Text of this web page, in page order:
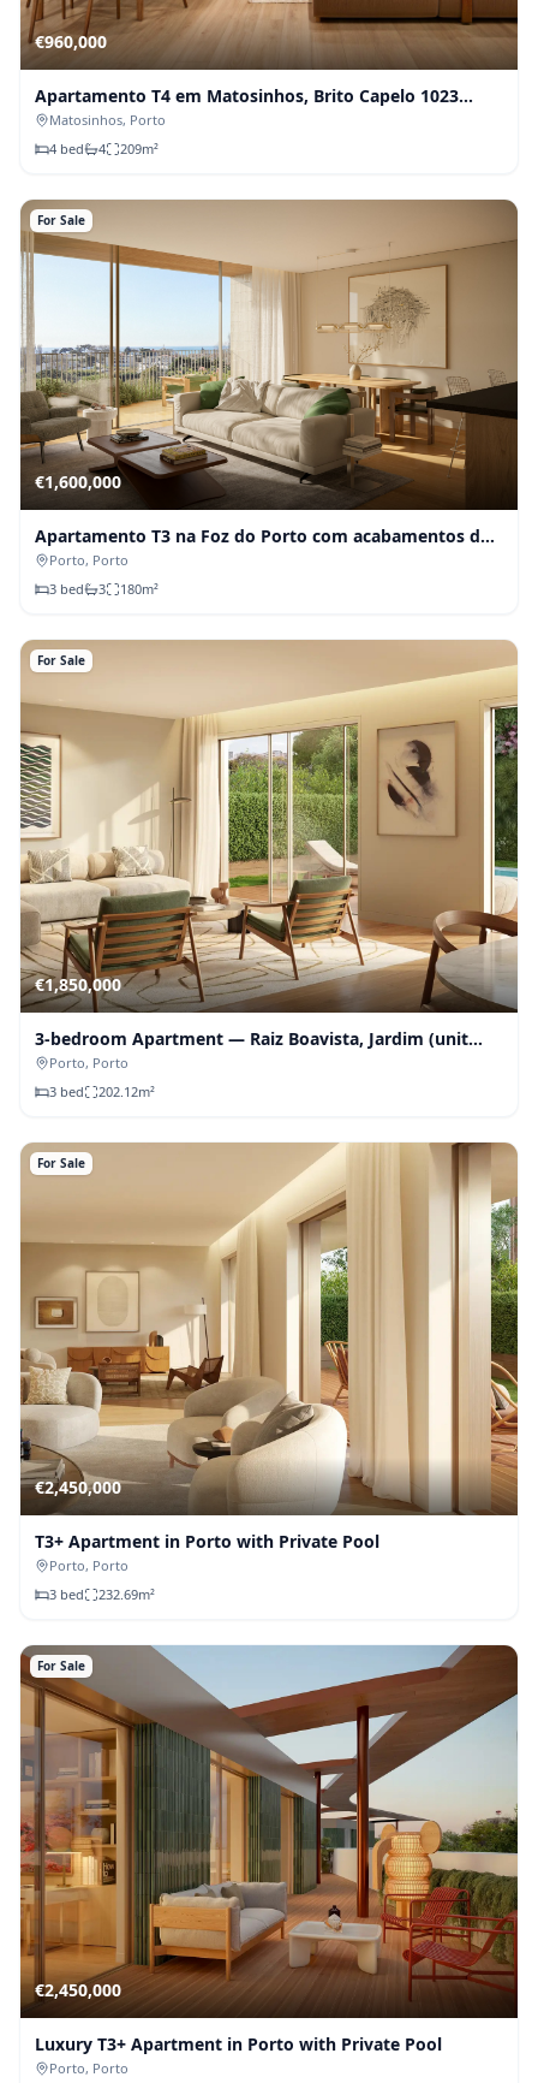
€960,000
Apartamento T4 em Matosinhos, Brito Capelo 1023
(Fração E)
Matosinhos, Porto
4 bed 4 209m²
For Sale
€1,600,000
Apartamento T3 na Foz do Porto com acabamentos de
luxo
Porto, Porto
3 bed 3 180m²
For Sale
€1,850,000
3-bedroom Apartment — Raiz Boavista, Jardim (unit
F3.1)
Porto, Porto
3 bed 202.12m²
For Sale
€2,450,000
T3+ Apartment in Porto with Private Pool
Porto, Porto
3 bed 232.69m²
For Sale
€2,450,000
Luxury T3+ Apartment in Porto with Private Pool
Porto, Porto